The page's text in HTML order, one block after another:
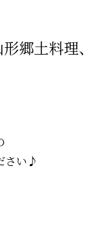
郷土料理、
さい♪